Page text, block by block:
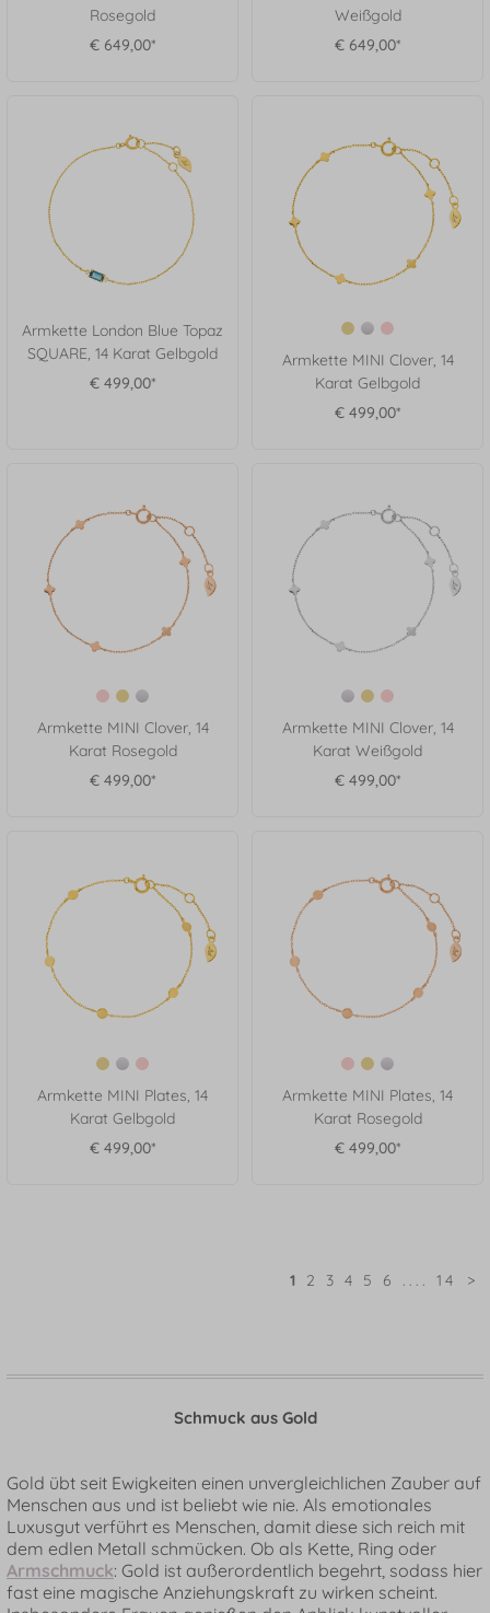
Rosegold
€ 649,00*
Weißgold
€ 649,00*
Armkette London Blue Topaz
SQUARE, 14 Karat Gelbgold
€ 499,00*
Armkette MINI Clover, 14
Karat Gelbgold
€ 499,00*
Armkette MINI Clover, 14
Karat Rosegold
€ 499,00*
Armkette MINI Clover, 14
Karat Weißgold
€ 499,00*
Armkette MINI Plates, 14
Karat Gelbgold
€ 499,00*
Armkette MINI Plates, 14
Karat Rosegold
€ 499,00*
1 2 3 4 5 6 .... 14 >
Schmuck aus Gold
Gold übt seit Ewigkeiten einen unvergleichlichen Zauber auf
Menschen aus und ist beliebt wie nie. Als emotionales
Luxusgut verführt es Menschen, damit diese sich reich mit
dem edlen Metall schmücken. Ob als Kette, Ring oder
Armschmuck: Gold ist außerordentlich begehrt, sodass hier
fast eine magische Anziehungskraft zu wirken scheint.